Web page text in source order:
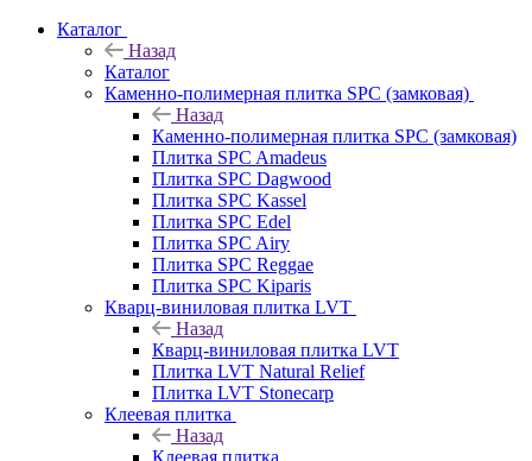
Каталог
Назад
Каталог
Каменно-полимерная плитка SPC (замковая)
Назад
Каменно-полимерная плитка SPC (замковая)
Плитка SPC Amadeus
Плитка SPC Dagwood
Плитка SPC Kassel
Плитка SPC Edel
Плитка SPC Airy
Плитка SPC Reggae
Плитка SPC Kiparis
Кварц-виниловая плитка LVT
Назад
Кварц-виниловая плитка LVT
Плитка LVT Natural Relief
Плитка LVT Stonecarp
Клеевая плитка
Назад
Клеевая плитка